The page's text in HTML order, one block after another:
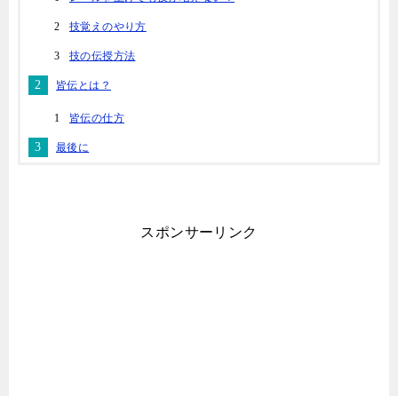
技覚えのやり方
技の伝授方法
皆伝とは？
皆伝の仕方
最後に
スポンサーリンク